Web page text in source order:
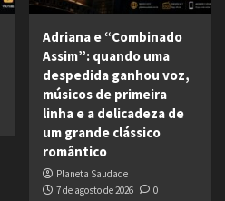
Adriana e “Combinado
Assim”: quando uma
despedida ganhou voz,
músicos de primeira
linha e a delicadeza de
um grande clássico
romântico
Planeta Saudade
7 de agosto de 2026
0